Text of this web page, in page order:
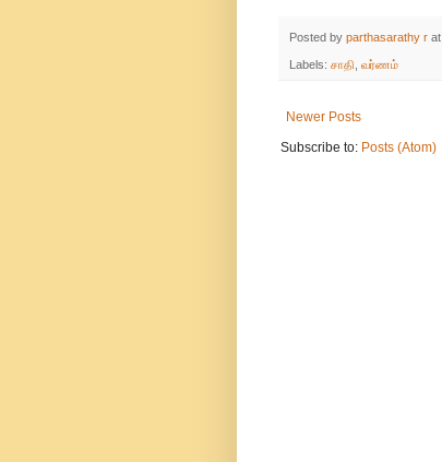
Posted by parthasarathy r at
Labels: சாதி வர்ணம்
Newer Posts
Subscribe to: Posts (Atom)